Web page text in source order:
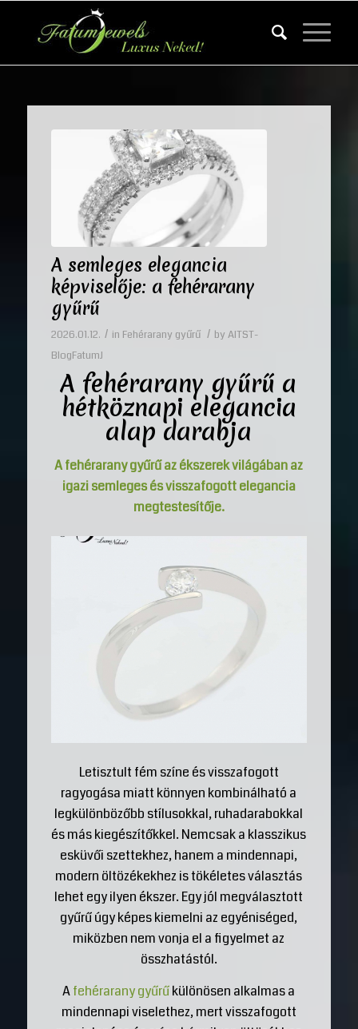
A semleges elegancia
képviselője: a fehérarany
gyűrű
2026.01.12. / in Fehérarany gyűrű / by AITST-
BlogFatumJ
A fehérarany gyűrű a
hétköznapi elegancia
alap darabja
Afehérarany gyűrűaz ékszerek világában az
igazi semleges és visszafogott elegancia
megtestesítője.
Letisztult fém színe és visszafogott
ragyogása miatt könnyen kombinálható a
legkülönbözőbb stílusokkal, ruhadarabokkal
és más kiegészítőkkel. Nemcsak a klasszikus
esküvői szettekhez, hanem a mindennapi,
modern öltözékekhez is tökéletes választás
lehet egy ilyen ékszer. Egy jól megválasztott
gyűrű úgy képes kiemelni az egyéniséged,
miközben nem vonja el a figyelmet az
összhatástól.
Afehérarany gyűrűkülönösen alkalmas a
mindennapi viselethez, mert visszafogott